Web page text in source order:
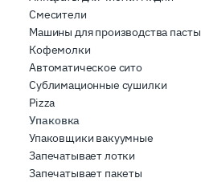
Смесители
Машины для производства пасты
Кофемолки
Автоматическое сито
Сублимационные сушилки
Pizza
Упаковка
Упаковщики вакуумные
Запечатывает лотки
Запечатывает пакеты